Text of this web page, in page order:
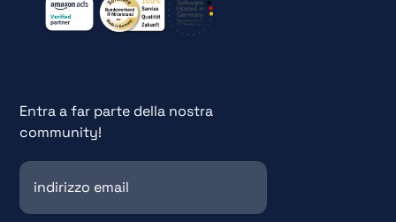
Entra a far parte della nostra
community!